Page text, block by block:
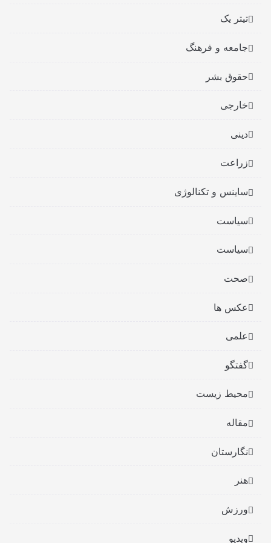
تیتر یک
جامعه و فرهنگ
حقوق بشر
خارجی
دینی
زراعت
ساینس و تکنالوژی
سیاست
سیاست
صحت
عکس ها
علمی
گفتگو
محیط زیست
مقاله
نگارستان
هنر
ورزش
ویدیو